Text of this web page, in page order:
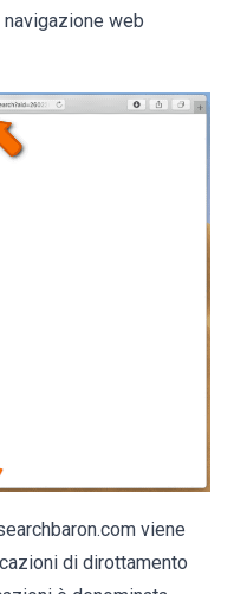
web
viene
di dirottamento